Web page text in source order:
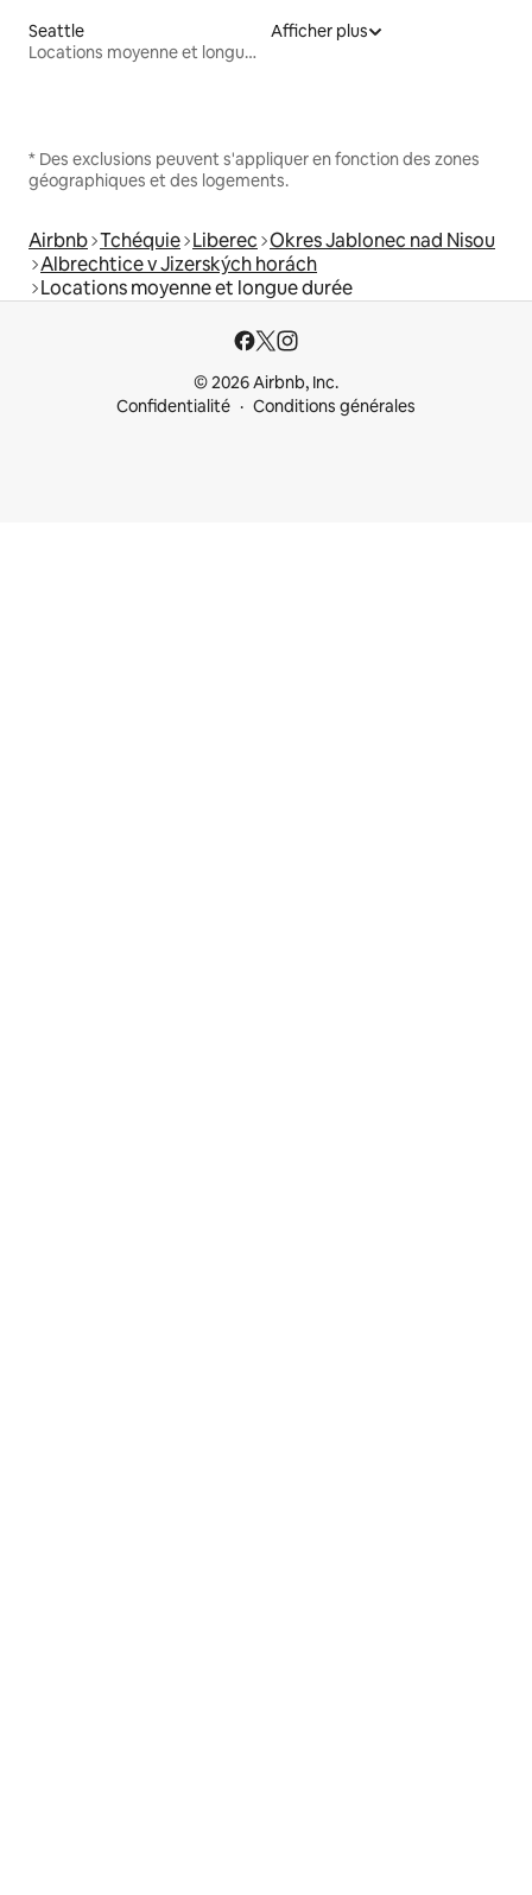
Seattle
Locations moyenne et longue durée
Afficher plus
* Des exclusions peuvent s'appliquer en fonction des zones
géographiques et des logements.
Airbnb Tchéquie Liberec Okres Jablonec nad Nisou
Albrechtice v Jizerských horách
Locations moyenne et longue durée
© 2026 Airbnb, Inc.
Confidentialité
Conditions générales